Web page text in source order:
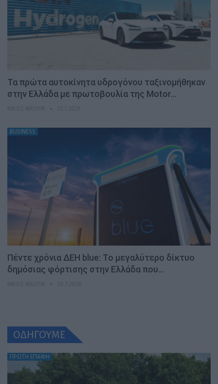
Τα πρώτα αυτοκίνητα υδρογόνου ταξινομήθηκαν
στην Ελλάδα με πρωτοβουλία της Motor…
BUSINESS
Πέντε χρόνια ΔΕΗ blue: Το μεγαλύτερο δίκτυο
δημόσιας φόρτισης στην Ελλάδα που…
ΟΔΗΓΟΥΜΕ
ΠΡΩΤΗ ΕΠΑΦΗ